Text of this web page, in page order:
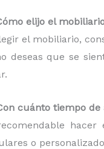
elijo el
el mobiliario,
deseas que se
cuánto tiempo
o